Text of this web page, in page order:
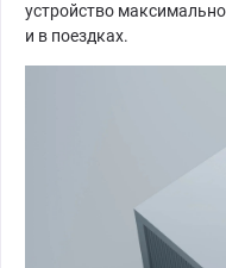
устройство
и в поездках.